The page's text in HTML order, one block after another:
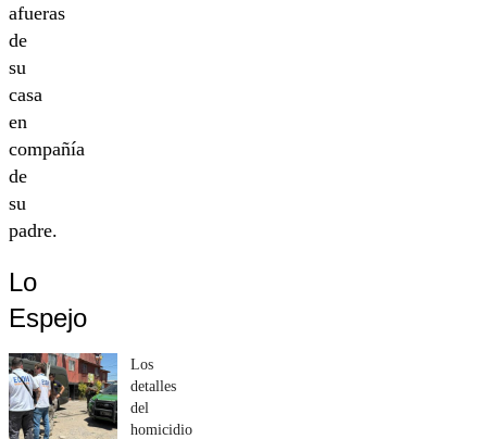
afueras
de
su
casa
en
compañía
de
su
padre.
Lo
Espejo
Los
detalles
del
homicidio